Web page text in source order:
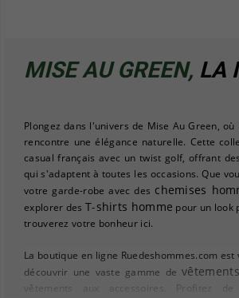
MISE AU GREEN, LA
Plongez dans l'univers de Mise Au Green,
rencontre une élégance naturelle. Cette
casual français avec un twist golf, offrant
qui s'adaptent à toutes les occasions. Que
votre garde-robe avec des chemises
explorer des T-shirts homme pour un look
trouverez votre bonheur ici.
La boutique en ligne Ruedeshommes.com
découvrir une vaste gamme de
vêtements aux accessoires. Profitez